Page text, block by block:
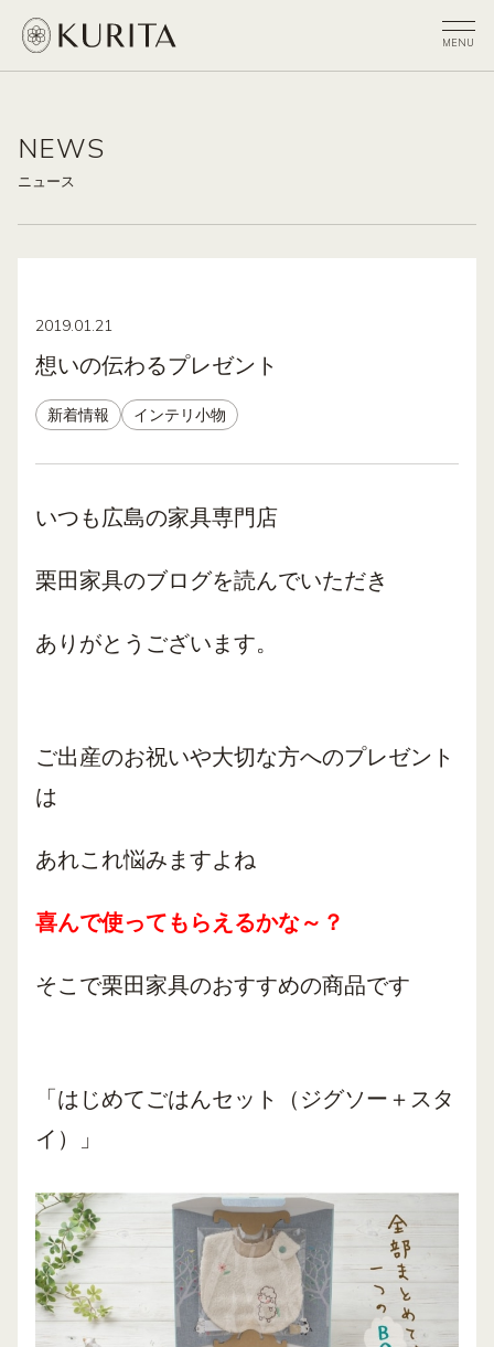
NEWS
ニュース
2019.01.21
想いの伝わるプレゼント
新着情報 インテリ小物
いつも広島の家具専門店
栗田家具のブログを読んでいただき
ありがとうございます。
ご出産のお祝いや大切な方へのプレゼント
は
あれこれ悩みますよね
喜んで使ってもらえるかな～？
そこで栗田家具のおすすめの商品です
「はじめてごはんセット（ジグソー＋スタ
イ）」